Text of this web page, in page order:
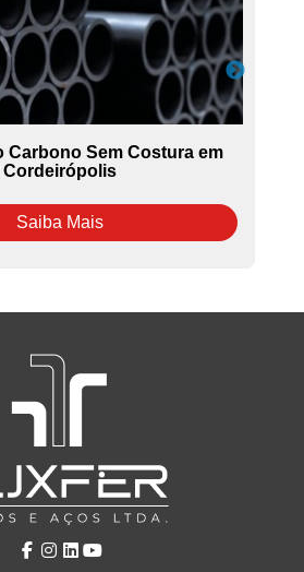
Carbono Sem Costura em
Cordeirópolis
Saiba Mais